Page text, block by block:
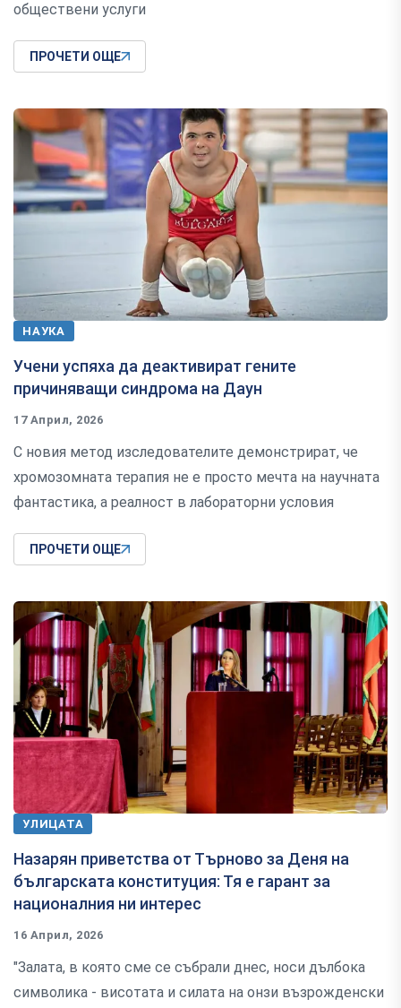
обществени услуги
ПРОЧЕТИ ОЩЕ
НАУКА
Учени успяха да деактивират гените
причиняващи синдрома на Даун
17 Април, 2026
С новия метод изследователите демонстрират, че
хромозомната терапия не е просто мечта на научната
фантастика, а реалност в лабораторни условия
ПРОЧЕТИ ОЩЕ
УЛИЦАТА
Назарян приветства от Търново за Деня на
българската конституция: Тя е гарант за
националния ни интерес
16 Април, 2026
"Залата, в която сме се събрали днес, носи дълбока
символика - висотата и силата на онзи възрожденски